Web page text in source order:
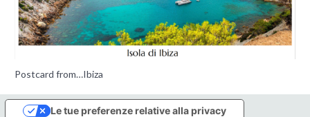
Postcard from…Ibiza
Le tue preferenze relative alla privacy